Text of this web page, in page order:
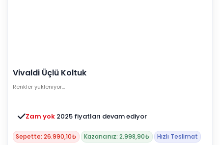
Vivaldi Üçlü Koltuk
Renkler yükleniyor…
Zam yok 2025 fiyatları devam ediyor
Sepette: 26.990,10₺ Kazancınız: 2.998,90₺ Hızlı Teslimat